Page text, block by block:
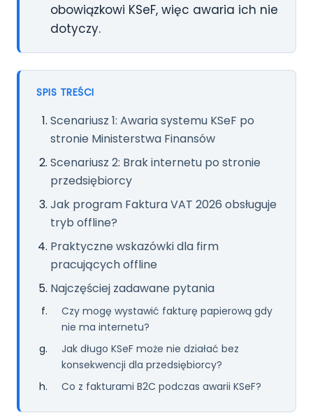
obowiązkowi KSeF, więc awaria ich nie
dotyczy.
SPIS TREŚCI
Scenariusz 1: Awaria systemu KSeF po
stronie Ministerstwa Finansów
Scenariusz 2: Brak internetu po stronie
przedsiębiorcy
Jak program Faktura VAT 2026 obsługuje
tryb offline?
Praktyczne wskazówki dla firm
pracujących offline
Najczęściej zadawane pytania
Czy mogę wystawić fakturę papierową gdy
nie ma internetu?
Jak długo KSeF może nie działać bez
konsekwencji dla przedsiębiorcy?
Co z fakturami B2C podczas awarii KSeF?